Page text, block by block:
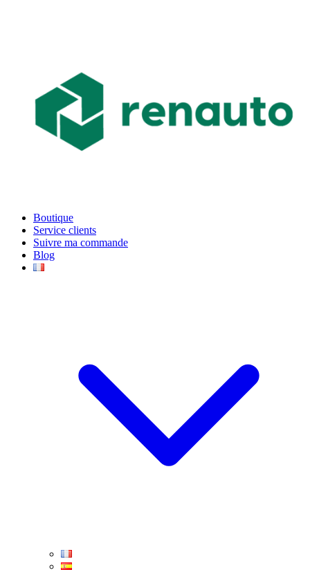
Boutique
Service clients
Suivre ma commande
Blog